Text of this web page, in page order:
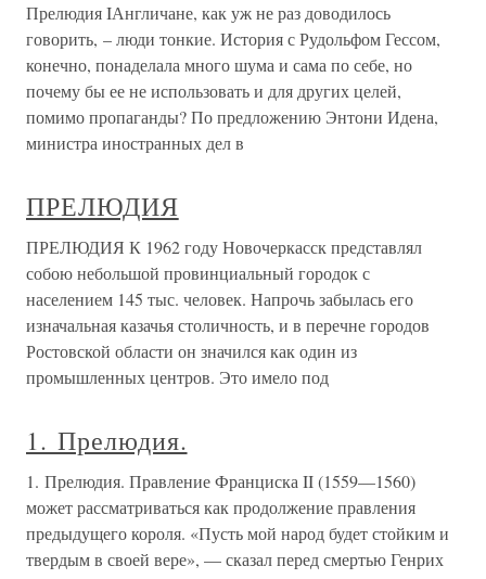
Прелюдия IАнгличане, как уж не раз доводилось
говорить, – люди тонкие. История с Рудольфом Гессом,
конечно, понаделала много шума и сама по себе, но
почему бы ее не использовать и для других целей,
помимо пропаганды? По предложению Энтони Идена,
министра иностранных дел в
ПРЕЛЮДИЯ
ПРЕЛЮДИЯ К 1962 году Новочеркасск представлял
собою небольшой провинциальный городок с
населением 145 тыс. человек. Напрочь забылась его
изначальная казачья столичность, и в перечне городов
Ростовской области он значился как один из
промышленных центров. Это имело под
1. Прелюдия.
1. Прелюдия. Правление Франциска II (1559—1560)
может рассматриваться как продолжение правления
предыдущего короля. «Пусть мой народ будет стойким и
твердым в своей вере», — сказал перед смертью Генрих